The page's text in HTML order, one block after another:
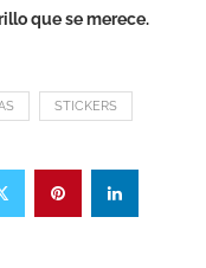
que se merece.
STICKERS